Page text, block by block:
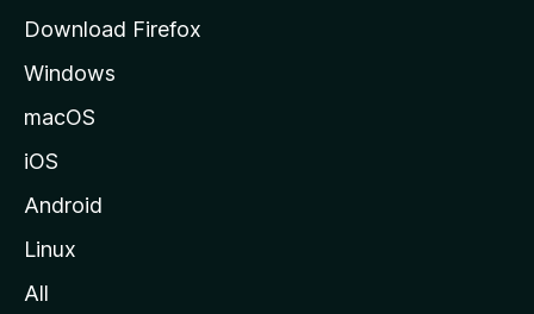
Download Firefox
Windows
macOS
iOS
Android
Linux
All